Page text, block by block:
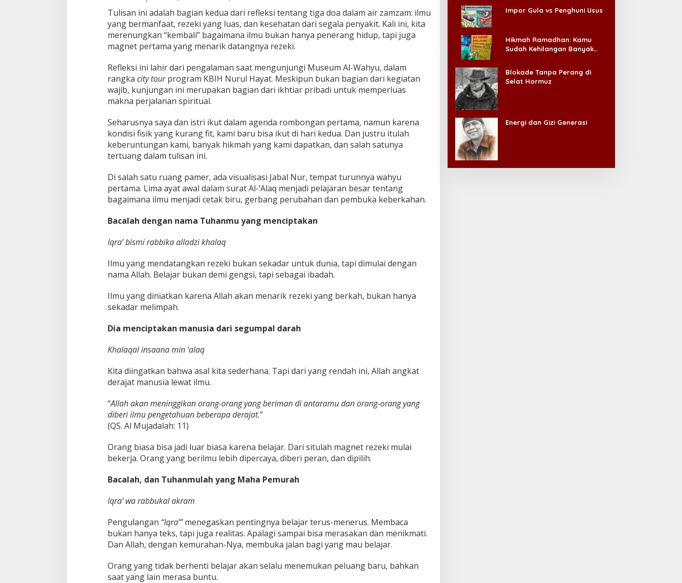
a
g
a
i
P
m
b
u
k
a
e
z
e
k
i
Tulisan ini adalah bagian kedua dari refleksi tentang tiga doa dalam air zamzam: ilmu
yang bermanfaat, rezeki yang luas, dan kesehatan dari segala penyakit. Kali ini, kita
merenungkan “kembali” bagaimana ilmu bukan hanya penerang hidup, tapi juga
magnet pertama yang menarik datangnya rezeki.
Refleksi ini lahir dari pengalaman saat mengunjungi Museum Al-Wahyu, dalam
rangka city tourprogram KBIH Nurul Hayat. Meskipun bukan bagian dari kegiatan
wajib, kunjungan ini merupakan bagian dari ikhtiar pribadi untuk memperluas
makna perjalanan spiritual.
Seharusnya saya dan istri ikut dalam agenda rombongan pertama, namun karena
kondisi fisik yang kurang fit, kami baru bisa ikut di hari kedua. Dan justru itulah
keberuntungan kami, banyak hikmah yang kami dapatkan, dan salah satunya
tertuang dalam tulisan ini.
Di salah satu ruang pamer, ada visualisasi Jabal Nur, tempat turunnya wahyu
pertama. Lima ayat awal dalam surat Al-‘Alaq menjadi pelajaran besar tentang
bagaimana ilmu menjadi cetak biru, gerbang perubahan dan pembuka keberkahan.
Bacalah dengan nama Tuhanmu yang menciptakan
Iqra’ bismi rabbika alladzi khalaq
Ilmu yang mendatangkan rezeki bukan sekadar untuk dunia, tapi dimulai dengan
nama Allah. Belajar bukan demi gengsi, tapi sebagai ibadah.
Ilmu yang diniatkan karena Allah akan menarik rezeki yang berkah, bukan hanya
sekadar melimpah.
Dia menciptakan manusia dari segumpal darah
Khalaqal insaana min ‘alaq
Kita diingatkan bahwa asal kita sederhana. Tapi dari yang rendah ini, Allah angkat
derajat manusia lewat ilmu.
“Allah akan meninggikan orang-orang yang beriman di antaramu dan orang-orang yang
diberi ilmu pengetahuan beberapa derajat.”
(QS. Al Mujadalah: 11)
Orang biasa bisa jadi luar biasa karena belajar. Dari situlah magnet rezeki mulai
bekerja. Orang yang berilmu lebih dipercaya, diberi peran, dan dipilih.
Bacalah, dan Tuhanmulah yang Maha Pemurah
Iqra’ wa rabbukal akram
Pengulangan “Iqra’”menegaskan pentingnya belajar terus-menerus. Membaca
bukan hanya teks, tapi juga realitas. Apalagi sampai bisa merasakan dan menikmati.
Dan Allah, dengan kemurahan-Nya, membuka jalan bagi yang mau belajar.
Orang yang tidak berhenti belajar akan selalu menemukan peluang baru, bahkan
saat yang lain merasa buntu.
Impor Gula vs Penghuni Usus
Hikmah Ramadhan: Kamu
Sudah Kehilangan Banyak
Blokade Tanpa Perang di
Selat Hormuz
Energi dan Gizi Generasi